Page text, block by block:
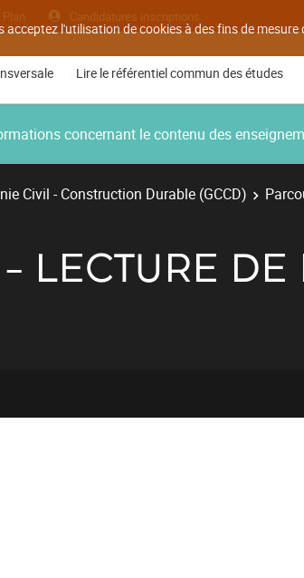
l'utilisation de cookies à des fins de
Plan Candidatures inscriptions
Lire le référentiel commun des études
concernant le contenu des
Civil - Construction Durable (GCCD)
LECTURE DE